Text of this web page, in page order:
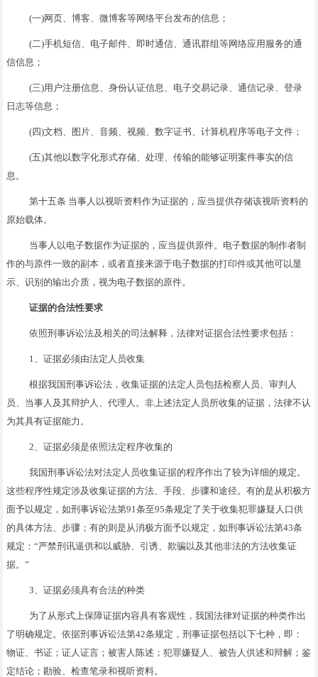
(一)网页、博客、微博客等网络平台发布的信息；
(二)手机短信、电子邮件、即时通信、通讯群组等网络应用服务的通
信信息；
(三)用户注册信息、身份认证信息、电子交易记录、通信记录、登录
日志等信息；
(四)文档、图片、音频、视频、数字证书、计算机程序等电子文件；
(五)其他以数字化形式存储、处理、传输的能够证明案件事实的信
息。
第十五条 当事人以视听资料作为证据的，应当提供存储该视听资料的
原始载体。
当事人以电子数据作为证据的，应当提供原件。电子数据的制作者制
作的与原件一致的副本，或者直接来源于电子数据的打印件或其他可以显
示、识别的输出介质，视为电子数据的原件。
证据的合法性要求
依照刑事诉讼法及相关的司法解释，法律对证据合法性要求包括：
1、证据必须由法定人员收集
根据我国刑事诉讼法，收集证据的法定人员包括检察人员、审判人
员、当事人及其辩护人、代理人。非上述法定人员所收集的证据，法律不认
为其具有证据能力。
2、证据必须是依照法定程序收集的
我国刑事诉讼法对法定人员收集证据的程序作出了较为详细的规定。
这些程序性规定涉及收集证据的方法、手段、步骤和途径。有的是从积极方
面予以规定，如刑事诉讼法第91条至95条规定了关于收集犯罪嫌疑人口供
的具体方法、步骤；有的则是从消极方面予以规定，如刑事诉讼法第43条
规定：“严禁刑讯逼供和以威胁、引诱、欺骗以及其他非法的方法收集证
据。”
3、证据必须具有合法的种类
为了从形式上保障证据内容具有客观性，我国法律对证据的种类作出
了明确规定。依据刑事诉讼法第42条规定，刑事证据包括以下七种，即：
物证、书证；证人证言；被害人陈述；犯罪嫌疑人、被告人供述和辩解；鉴
定结论；勘验、检查笔录和视听资料。